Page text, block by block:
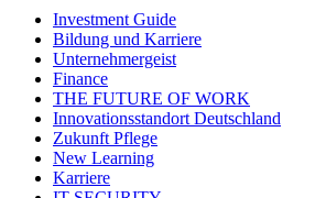
Investment Guide
Bildung und Karriere
Unternehmergeist
Finance
THE FUTURE OF WORK
Innovationsstandort Deutschland
Zukunft Pflege
New Learning
Karriere